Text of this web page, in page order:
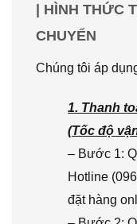
| HÌNH THỨC
CHUYỂN
Chúng tôi áp
1. Thanh
(Tốc độ
– Bước 1:
Hotline
đặt hàng